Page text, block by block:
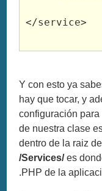
</service>
Y con esto ya
hay que tocar, y
configuración
de nuestra clase
dentro de la raiz
/Services/es
.PHP de la